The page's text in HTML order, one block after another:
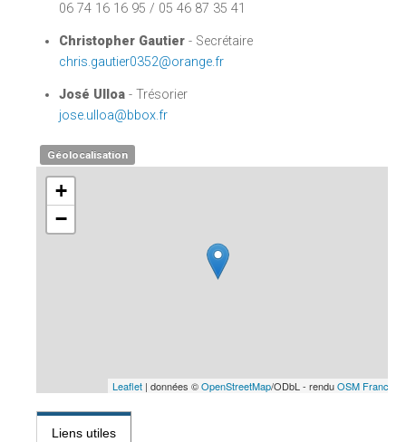
06 74 16 16 95 / 05 46 87 35 41
Christopher Gautier - Secrétaire
chris.gautier0352@orange.fr
José Ulloa - Trésorier
jose.ulloa@bbox.fr
Géolocalisation
+
−
Leaflet | données ©OpenStreetMap/ODbL - renduOSM France
Liens utiles